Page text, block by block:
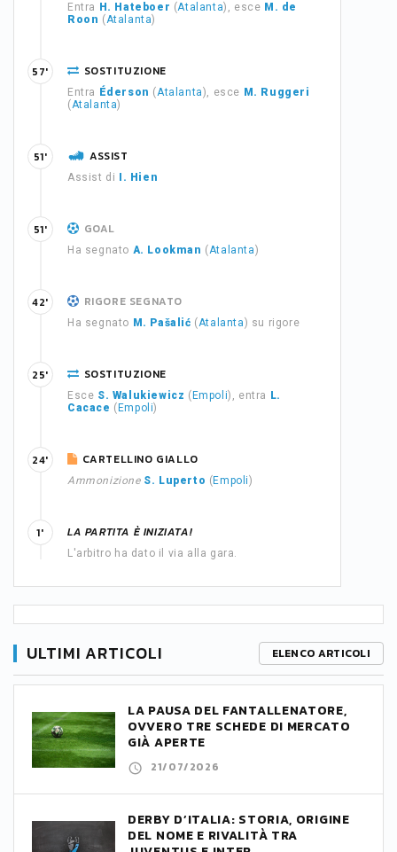
Entra H. Hateboer (Atalanta), esce M. de
Roon (Atalanta)
SOSTITUZIONE
Entra Éderson (Atalanta), esce M. Ruggeri
(Atalanta)
57'
ASSIST
Assist di I. Hien
51'
GOAL
Ha segnato A. Lookman (Atalanta)
51'
RIGORE SEGNATO
Ha segnato M. Pašalić (Atalanta) su rigore
42'
SOSTITUZIONE
Esce S. Walukiewicz ( Empoli), entra
L.
Cacace ( Empoli)
25'
CARTELLINO GIALLO
Ammonizione S. Luperto ( Empoli)
24'
LA PARTITA È INIZIATA!
L'arbitro ha dato il via alla gara.
1'
ULTIMI ARTICOLI ELENCO ARTICOLI
LA PAUSA DEL FANTALLENATORE,
OVVERO TRE SCHEDE DI MERCATO
GIÀ APERTE
21/07/2026
DERBY D’ITALIA: STORIA, ORIGINE
DEL NOME E RIVALITÀ TRA